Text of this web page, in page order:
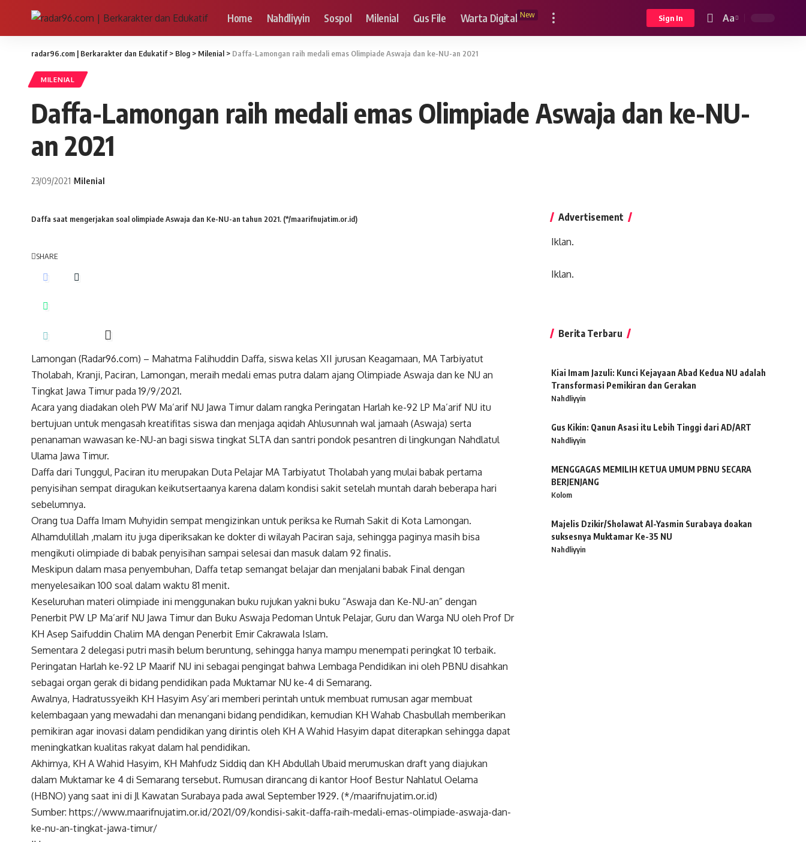
Home Nahdliyyin Sospol Milenial Gus File Warta Digital New Sign In
Font
Aa
radar96.com | Berkarakter dan Edukatif> Blog > Milenial > Daffa-Lamongan raih medali emas Olimpiade Aswaja dan ke-NU-an 2021
MILENIAL
Daffa-Lamongan raih medali emas Olimpiade Aswaja dan ke-NU-
an 2021
23/09/2021 Milenial
Daffa saat mengerjakan soal olimpiade Aswaja dan Ke-NU-an tahun 2021. (*/maarifnujatim.or.id)
SHARE
Lamongan (Radar96.com) – Mahatma Falihuddin Daffa, siswa kelas XII jurusan Keagamaan, MA Tarbiyatut
Tholabah, Kranji, Paciran, Lamongan, meraih medali emas putra dalam ajang Olimpiade Aswaja dan ke NU an
Tingkat Jawa Timur pada 19/9/2021.
Acara yang diadakan oleh PW Ma’arif NU Jawa Timur dalam rangka Peringatan Harlah ke-92 LP Ma’arif NU itu
bertujuan untuk mengasah kreatifitas siswa dan menjaga aqidah Ahlusunnah wal jamaah (Aswaja) serta
penanaman wawasan ke-NU-an bagi siswa tingkat SLTA dan santri pondok pesantren di lingkungan Nahdlatul
Ulama Jawa Timur.
Daffa dari Tunggul, Paciran itu merupakan Duta Pelajar MA Tarbiyatut Tholabah yang mulai babak pertama
penyisihan sempat diragukan keikutsertaanya karena dalam kondisi sakit setelah muntah darah beberapa hari
sebelumnya.
Orang tua Daffa Imam Muhyidin sempat mengizinkan untuk periksa ke Rumah Sakit di Kota Lamongan.
Alhamdulillah ,malam itu juga diperiksakan ke dokter di wilayah Paciran saja, sehingga paginya masih bisa
mengikuti olimpiade di babak penyisihan sampai selesai dan masuk dalam 92 finalis.
Meskipun dalam masa penyembuhan, Daffa tetap semangat belajar dan menjalani babak Final dengan
menyelesaikan 100 soal dalam waktu 81 menit.
Keseluruhan materi olimpiade ini menggunakan buku rujukan yakni buku “Aswaja dan Ke-NU-an” dengan
Penerbit PW LP Ma’arif NU Jawa Timur dan Buku Aswaja Pedoman Untuk Pelajar, Guru dan Warga NU oleh Prof Dr
KH Asep Saifuddin Chalim MA dengan Penerbit Emir Cakrawala Islam.
Sementara 2 delegasi putri masih belum beruntung, sehingga hanya mampu menempati peringkat 10 terbaik.
Peringatan Harlah ke-92 LP Maarif NU ini sebagai pengingat bahwa Lembaga Pendidikan ini oleh PBNU disahkan
sebagai organ gerak di bidang pendidikan pada Muktamar NU ke-4 di Semarang.
Awalnya, Hadratussyeikh KH Hasyim Asy’ari memberi perintah untuk membuat rumusan agar membuat
kelembagaan yang mewadahi dan menangani bidang pendidikan, kemudian KH Wahab Chasbullah memberikan
pemikiran agar inovasi dalam pendidikan yang dirintis oleh KH A Wahid Hasyim dapat diterapkan sehingga dapat
meningkatkan kualitas rakyat dalam hal pendidikan.
Akhirnya, KH A Wahid Hasyim, KH Mahfudz Siddiq dan KH Abdullah Ubaid merumuskan draft yang diajukan
dalam Muktamar ke 4 di Semarang tersebut. Rumusan dirancang di kantor Hoof Bestur Nahlatul Oelama
(HBNO) yang saat ini di Jl Kawatan Surabaya pada awal September 1929. (*/maarifnujatim.or.id)
Sumber: https://www.maarifnujatim.or.id/2021/09/kondisi-sakit-daffa-raih-medali-emas-olimpiade-aswaja-dan-
ke-nu-an-tingkat-jawa-timur/
Advertisement
Iklan.
Iklan.
Berita Terbaru
Kiai Imam Jazuli: Kunci Kejayaan Abad Kedua NU adalah
Transformasi Pemikiran dan Gerakan
Nahdliyyin
Gus Kikin: Qanun Asasi itu Lebih Tinggi dari AD/ART
Nahdliyyin
MENGGAGAS MEMILIH KETUA UMUM PBNU SECARA
BERJENJANG
Kolom
Majelis Dzikir/Sholawat Al-Yasmin Surabaya doakan
suksesnya Muktamar Ke-35 NU
Nahdliyyin